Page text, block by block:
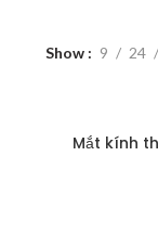
Show 9 24
Mắt kính